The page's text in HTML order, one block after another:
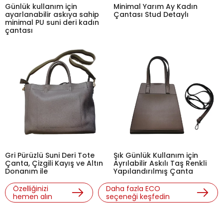
Günlük kullanım için
ayarlanabilir askıya sahip
minimal PU suni deri kadın
çantası
Minimal Yarım Ay Kadın
Çantası Stud Detaylı
Gri Pürüzlü Suni Deri Tote
Çanta, Çizgili Kayış ve Altın
Donanım ile
Şık Günlük Kullanım için
Ayrılabilir Askılı Taş Renkli
Yapılandırılmış Çanta
Özelliğinizi
hemen alın
Daha fazla ECO
seçeneği keşfedin